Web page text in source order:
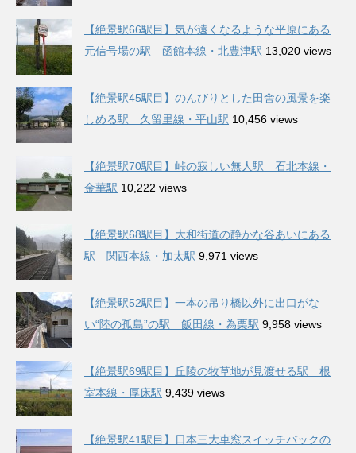
【絶景駅66駅目】気が遠くなるような平原にある
元信号場の駅 函館本線・北豊津駅 13,020 views
【絶景駅45駅目】のんびりとした田舎の風景を楽
しめる駅 久留里線・平山駅 10,456 views
【絶景駅70駅目】峠の寂しい無人駅 石北本線・
金華駅 10,222 views
【絶景駅68駅目】大和街道の静かな谷あいにある
駅 関西本線・加太駅 9,971 views
【絶景駅52駅目】一本の吊り橋以外に出口がな
い“陸の孤島”の駅 飯田線・為栗駅 9,958 views
【絶景駅69駅目】丘陵の牧草地が見渡せる駅 根
室本線・厚床駅 9,439 views
【絶景駅41駅目】日本三大車窓スイッチバックの